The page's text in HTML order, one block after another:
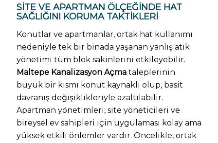
SITE VE APARTMAN ÖLÇEĞINDE HAT
SAĞLIĞINI KORUMA TAKTIKLERI
Konutlar ve apartmanlar, ortak hat kullanımı
nedeniyle tek bir binada yaşanan yanlış atık
yönetimi tüm blok sakinlerini etkileyebilir.
Maltepe Kanalizasyon Açmataleplerinin
büyük bir kısmı konut kaynaklı olup, basit
davranış değişiklikleriyle azaltılabilir.
Apartman yönetimleri, site yöneticileri ve
bireysel ev sahipleri için uygulaması kolay ama
yüksek etkili önlemler vardır. Öncelikle, ortak